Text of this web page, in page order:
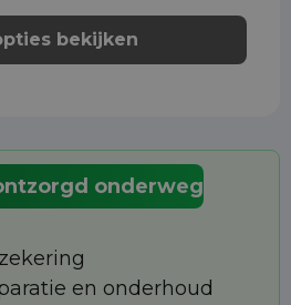
bekijken
onderweg
en onderhoud